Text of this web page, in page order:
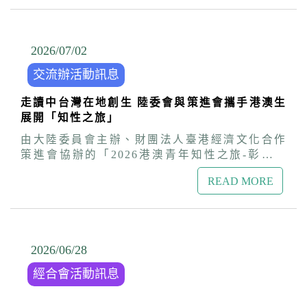
評估完善相關法律，有效打擊不法分子，全力保
展署科長王續蓉介紹學生評點制留台相關規定及
提供有關就業及職業媒合網站等相關資訊；經濟
部投資審議司專員李玠錚則深入介紹投資審查相
關規定及注意事項。 座談會也特別邀請在林口區
開設「Ciao-約定再見」餐廳的香港新住民
極參與社會服務與公益活動，讓台灣成為圓夢的
第二個家。台灣香港協會桑普理事長也到場支
淨山淨灘公益活動與生活適應座談及好友港節市
集等多元交流活動，協助港澳朋友更深入認識台
灣社會，開創充實安心的新生活。若在台港澳民
情感，他受到台東的美景與慢活節奏的吸引，毅
然決定離鄉背井扎根台東，創立「安迪廚房」。
Andy堅持不採低價競爭，並克服食材運輸問題與
文化差異，以藍帶級的國際廚藝，完美呈現香港
飲食氛圍，成功的把正宗道地的港味美食帶到東
海岸，為東台灣注入豐富的國際色彩! 陸委會參
事魯仲尼表示，食物是文化最好的載體，Andy主
廚對料理的熱情與執著，以職人精神豐富了台東
在地美食，也成為台港文化交織的典範。他指
出，台灣是一個多元融合的社會，政府樂見並支
持每一位優秀的港澳青年來台發展，為台灣注入
多元文化與創新能量。 策進會將持續配合陸委會
文徵選、健行淨山、足球賽、好友港節市集等各
式活動，打造台港澳多元共融的生活環境，協助
港澳朋友定居及生活適應更加順利，在台安居樂
2026/07/02
交流辦活動訊息
走讀中台灣在地創生 陸委會與策進會攜手港澳生
展開「知性之旅」
由大陸委員會主辦、財團法人臺港經濟文化合作
策進會協辦的「2026港澳青年知性之旅-彰嘉雙
城人文地景深度參訪團」於今（2）日舉行結業座
談，由陸委會港澳蒙藏處處長兼策進會秘書長盧
學能夠親眼見證台灣的公民社會如何透過自發性
的參與，去關懷土地、傳承文化，期盼透過類此
健康良好的青年交流，累積台灣與港澳長遠的互
READ MORE
2026/06/28
經合會活動訊息